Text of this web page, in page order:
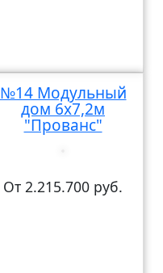
№14 Модульный
дом 6х7,2м
"Прованс"
От 2.215.700 руб.